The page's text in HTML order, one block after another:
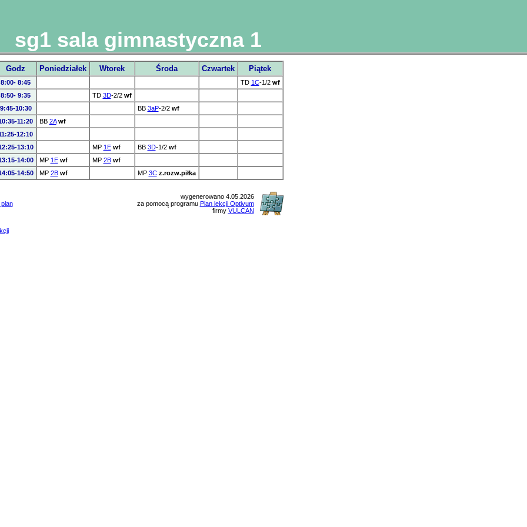
sg1 sala gimnastyczna 1
Godz Poniedziałek Wtorek Środa Czwartek Piątek
8:00- 8:45 TD 1C-1/2 wf
8:50- 9:35 TD 3D-2/2 wf
9:45-10:30 BB 3aP-2/2 wf
11:20 BB 2A wf
12:10
13:10 MP 1E wf BB 3D-1/2 wf
14:00 MP 1E wf MP 2B wf
14:50 MP 2B wf MP 3C z.rozw.piłka
wygenerowano 4.05.2026
za pomocą programu Plan lekcji Optivum
firmy VULCAN